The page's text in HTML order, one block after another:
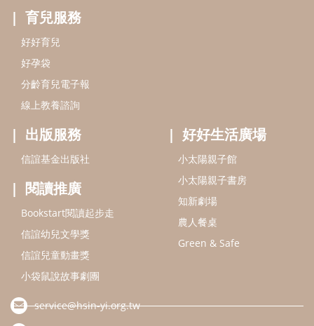
育兒服務
好好育兒
好孕袋
分齡育兒電子報
線上教養諮詢
出版服務
信誼基金出版社
閱讀推廣
Bookstart閱讀起步走
信誼幼兒文學獎
信誼兒童動畫獎
小袋鼠說故事劇團
好好生活廣場
小太陽親子館
小太陽親子書房
知新劇場
農人餐桌
Green & Safe
service@hsin-yi.org.tw